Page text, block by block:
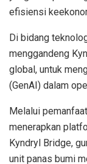
efisiensi
Di bidang
menggandeng
global, untuk
(GenAI) dalam
Melalui
menerapkan
Kyndryl Bridge,
unit panas bumi